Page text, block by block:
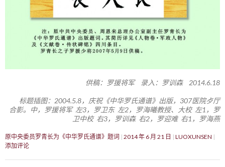
供稿：罗援将军 录入：罗训森 2014.6.18
标题插图：2004.5.8，庆祝《中华罗氏通谱》出版，307医院歺厅
合影。中，罗援将军 左3，罗卫东 左2，罗海曦教授、大校 左1，罗
卫中校 右3，罗训森 右2，罗迎难 右1，罗海燕
原中央委员罗青长为《中华罗氏通谱》题词 2014 年 6 月 21 日
LUOXUNSEN
添加评论